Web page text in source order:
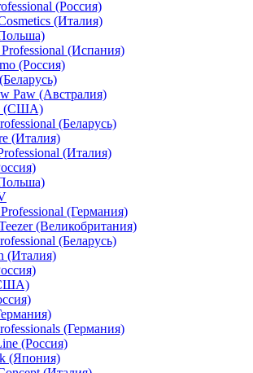
(Россия)
(Италия)
Professional (Испания)
(Россия)
Paw (Австралия)
(США)
(Беларусь)
(Италия)
(Италия)
(Германия)
(Великобритания)
(Беларусь)
(Италия)
(Германия)
(Россия)
(Япония)